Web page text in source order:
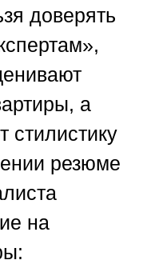
доверять
а
стилистику
резюме
на